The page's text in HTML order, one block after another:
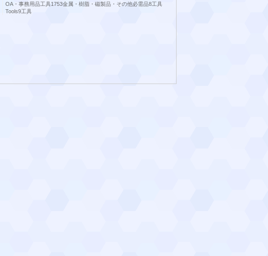
OA・事務用品工具1753金属・樹脂・磁製品・その他必需品8工具
Tools9工具